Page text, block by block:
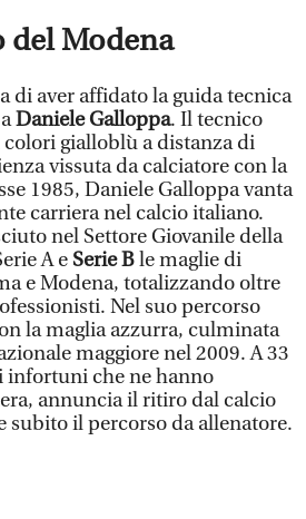
del Modena
di aver affidato la guida tecnica
Daniele Galloppa. Il tecnico
gialloblù a distanza di
vissuta da calciatore con la
1985, Daniele Galloppa vanta
carriera nel calcio italiano.
nel Settore Giovanile della
A e Serie Ble maglie di
e Modena, totalizzando oltre
Nel suo percorso
la maglia azzurra, culminata
maggiore nel 2009. A 33
infortuni che ne hanno
annuncia il ritiro dal calcio
subito il percorso da allenatore.